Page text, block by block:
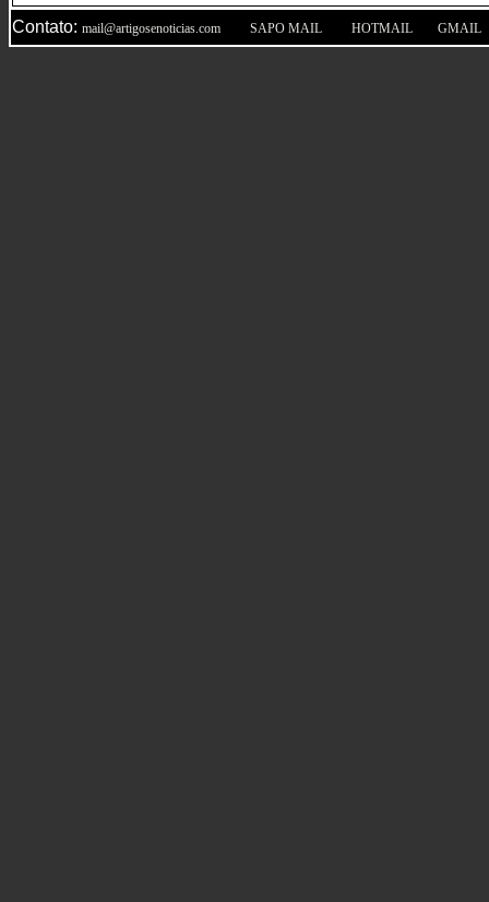
Contato: mail@artigosenoticias.com SAPO MAIL HOTMAIL GMAIL